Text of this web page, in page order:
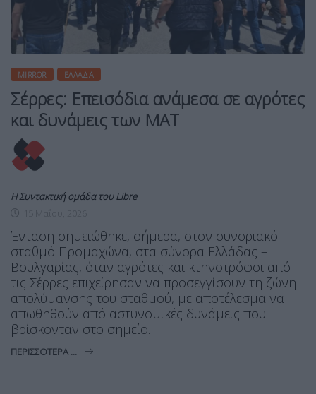
MIRROR ΕΛΛΆΔΑ
Σέρρες: Επεισόδια ανάμεσα σε αγρότες
και δυνάμεις των ΜΑΤ
Η Συντακτική ομάδα του Libre
Ένταση σημειώθηκε, σήμερα, στον συνοριακό
σταθμό Προμαχώνα, στα σύνορα Ελλάδας –
Βουλγαρίας, όταν αγρότες και κτηνοτρόφοι από
τις Σέρρες επιχείρησαν να προσεγγίσουν τη ζώνη
απολύμανσης του σταθμού, με αποτέλεσμα να
απωθηθούν από αστυνομικές δυνάμεις που
βρίσκονταν στο σημείο.
ΠΕΡΙΣΣΌΤΕΡΑ ...